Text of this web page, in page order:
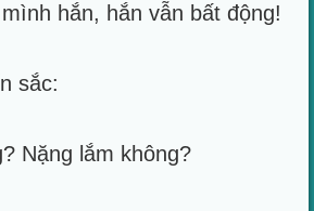
hắn, hắn vẫn bất động!
sắc:
Nặng lắm không?